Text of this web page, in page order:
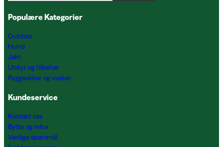
Populære Kategorier
Outdoor
Hund
Jakt
Utstyr og tilbehør
Ryggsekker og vesker
Kundeservice
Kontakt oss
Bytte og retur
Vanlige spørsmål